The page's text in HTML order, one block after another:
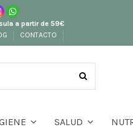
a partir de 59€
CONTACTO
SALUD